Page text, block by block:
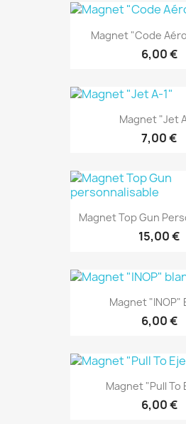
Magnet "Code
6,00 €
Magnet "Jet
7,00 €
Magnet Top Gun
15,00 €
Magnet "INOP"
6,00 €
Magnet "Pull To
6,00 €